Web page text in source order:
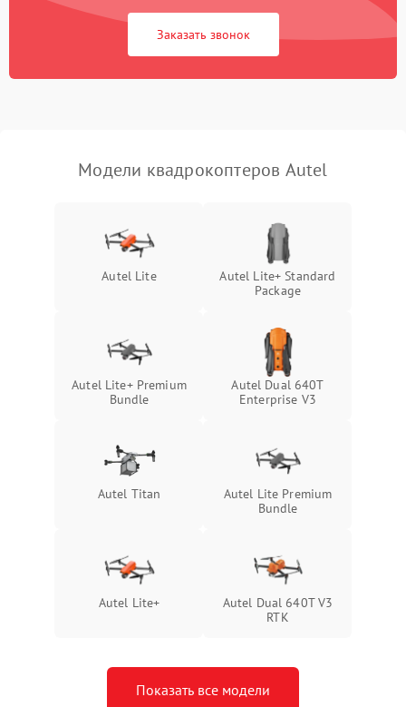
Заказать звонок
Модели квадрокоптеров Autel
Autel Lite
Autel Lite+ Standard
Package
Autel Lite+ Premium
Bundle
Autel Dual 640T
Enterprise V3
Autel Titan
Autel Lite Premium
Bundle
Autel Lite+
Autel Dual 640T V3
RTK
Показать все модели